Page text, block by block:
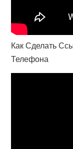
Как Сделать
Телефона